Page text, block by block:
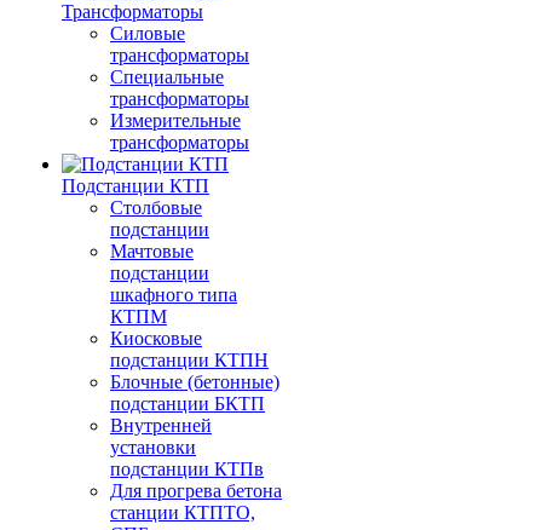
Трансформаторы
Силовые
трансформаторы
Специальные
трансформаторы
Измерительные
трансформаторы
Подстанции КТП
Столбовые
подстанции
Мачтовые
подстанции
шкафного типа
КТПМ
Киосковые
подстанции КТПН
Блочные (бетонные)
подстанции БКТП
Внутренней
установки
подстанции КТПв
Для прогрева бетона
станции КТПТО,